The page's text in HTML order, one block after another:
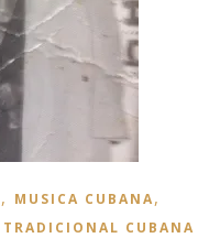
, MUSICA CUBANA,
TRADICIONAL CUBANA